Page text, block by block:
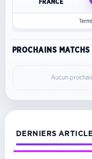
FRANCE
PROCHAINS
Aucun
DERNIERS